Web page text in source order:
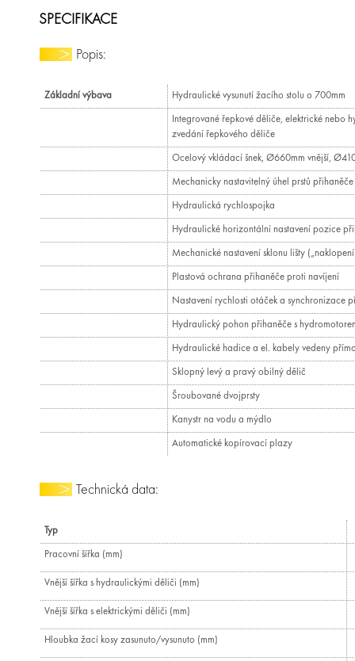
SPECIFIKACE
Popis:
Základní výbava Hydraulické vysunutí žacího stolu o 700mm
Integrované řepkové děliče, elektrické
zvedání řepkového děliče
Ocelový vkládací šnek, Ø660mm vnější,
Mechanicky nastavitelný úhel prstů
Hydraulická rychlospojka
Hydraulické horizontální nastavení pozice
Mechanické nastavení sklonu lišty
Plastová ochrana přihaněče proti navíjení
Nastavení rychlosti otáček a synchronizace
Hydraulický pohon přihaněče s
Hydraulické hadice a el. kabely vedeny
Sklopný levý a pravý obilný dělič
Šroubované dvojprsty
Kanystr na vodu a mýdlo
Automatické kopírovací plazy
Technická data:
Typ
Pracovní šířka (mm)
Vnější šířka s hydraulickými děliči (mm)
Vnější šířka s elektrickými děliči (mm)
Hloubka žací kosy zasunuto/vysunuto (mm)